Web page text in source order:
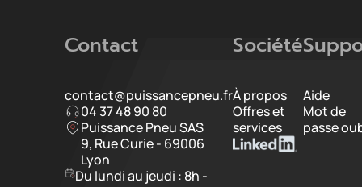
Contact
contact@puissancepneu.fr
04 37 48 90 80
Puissance Pneu SAS
9, Rue Curie - 69006
Lyon
Du lundi au jeudi : 8h -
Société
À propos
Offres et
services
Aide
Mot de
passe